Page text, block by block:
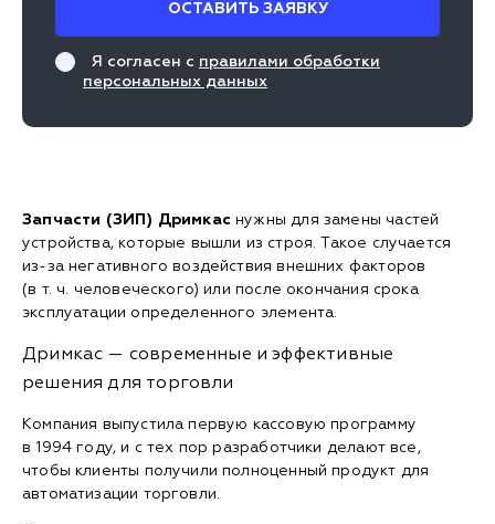
ОСТАВИТЬ ЗАЯВКУ
Я согласен с правилами обработки
персональных данных
Запчасти (ЗИП) Дримкас нужны для замены частей
устройства, которые вышли из строя. Такое случается
из-за негативного воздействия внешних факторов
(в т. ч. человеческого) или после окончания срока
эксплуатации определенного элемента.
Дримкас — современные и эффективные
решения для торговли
Компания выпустила первую кассовую программу
в 1994 году, и с тех пор разработчики делают все,
чтобы клиенты получили полноценный продукт для
автоматизации торговли.